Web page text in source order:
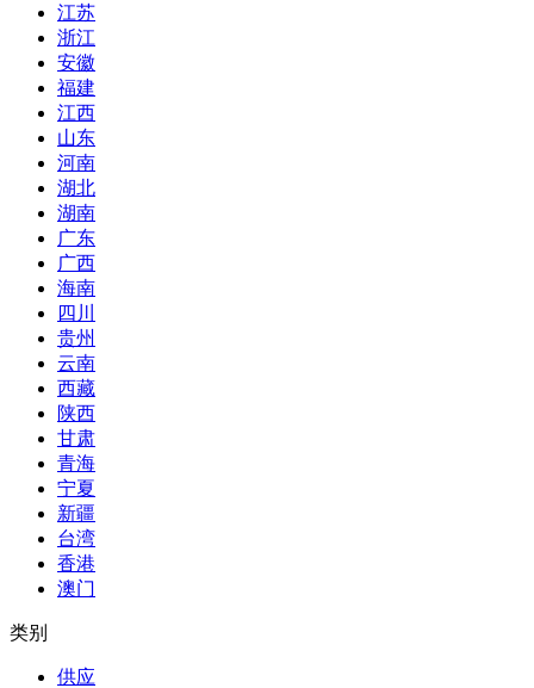
江苏
浙江
安徽
福建
江西
山东
河南
湖北
湖南
广东
广西
海南
四川
贵州
云南
西藏
陕西
甘肃
青海
宁夏
新疆
台湾
香港
澳门
类别
供应